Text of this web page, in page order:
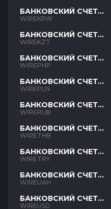
БАНКОВСКИЙ СЧЕТ
KRW
WIREKRW
БАНКОВСКИЙ СЧЕТ
KZT
WIREKZT
БАНКОВСКИЙ СЧЕТ
PHP
WIREPHP
БАНКОВСКИЙ СЧЕТ
PLN
WIREPLN
БАНКОВСКИЙ СЧЕТ
RUB
WIRERUB
БАНКОВСКИЙ СЧЕТ
THB
WIRETHB
БАНКОВСКИЙ СЧЕТ
TRY
WIRETRY
БАНКОВСКИЙ СЧЕТ
UAH
WIREUAH
БАНКОВСКИЙ СЧЕТ
USD
WIREUSD